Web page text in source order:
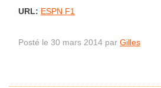
URL: ESPN F1
Posté le 30 mars 2014 par Gilles